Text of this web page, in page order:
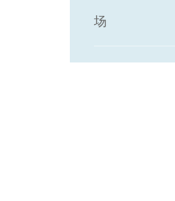
场